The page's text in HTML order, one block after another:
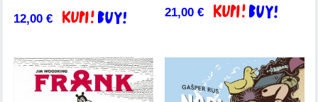
12,00€ Dodaj v košarico
21,00€ Dodaj v košarico